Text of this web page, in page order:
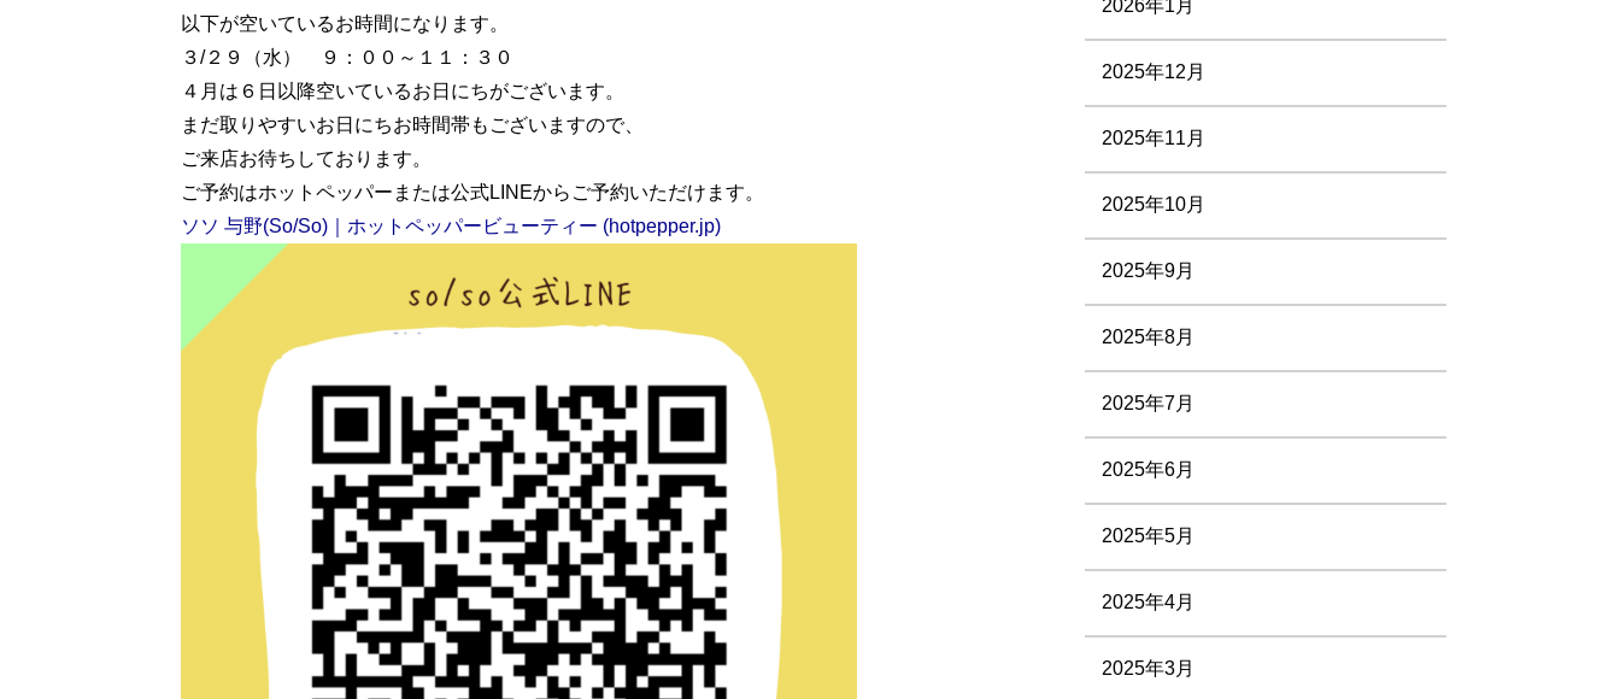
以下が空いているお時間になります。
３/２９（水） ９：００～１１：３０
４月は６日以降空いているお日にちがございます。
まだ取りやすいお日にちお時間帯もございますので、
ご来店お待ちしております。
ご予約はホットペッパーまたは公式LINEからご予約いただけます。
ソソ 与野(So/So)｜ホットペッパービューティー (hotpepper.jp)
2026年1月
2025年12月
2025年11月
2025年10月
2025年9月
2025年8月
2025年7月
2025年6月
2025年5月
2025年4月
2025年3月